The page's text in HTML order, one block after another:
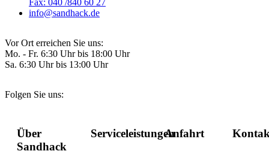
info@sandhack.de
Vor Ort erreichen Sie uns:
Mo. - Fr. 6:30 Uhr bis 18:00 Uhr
Sa. 6:30 Uhr bis 13:00 Uhr
Folgen Sie uns:
Über
Sandhack
ServiceleistungenAnfahrt